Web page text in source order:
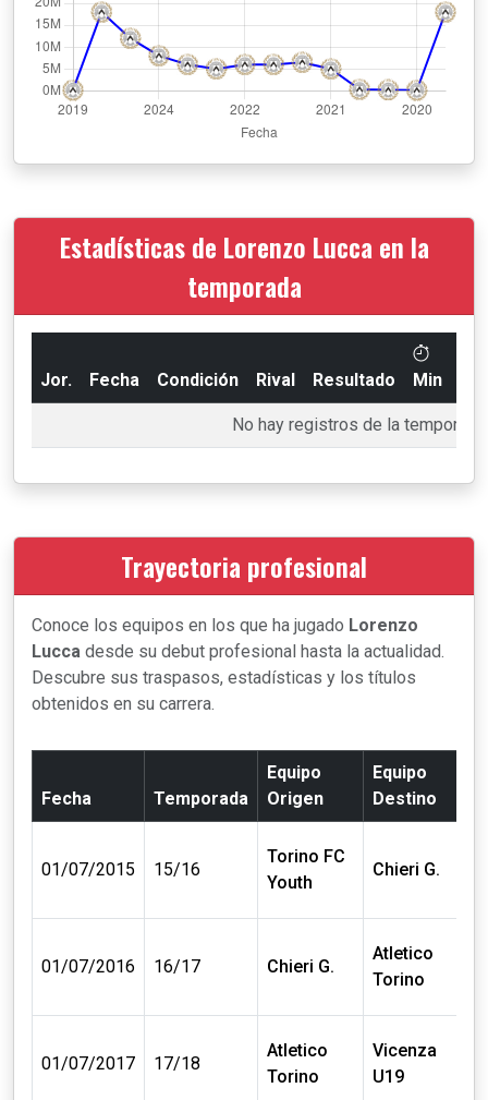
Estadísticas de Lorenzo Lucca en la
temporada
Jor. Fecha Condición Rival Resultado Min
No hay registros de la
Trayectoria profesional
Conoce los equipos en los que ha jugado Lorenzo
Lucca desde su debut profesional hasta la actualidad.
Descubre sus traspasos, estadísticas y los títulos
obtenidos en su carrera.
Fecha Temporada
Equipo
Origen
Equipo
Destino
01/07/2015 15/16
Torino FC
Youth
Chieri G.
01/07/2016 16/17 Chieri G.
Atletico
Torino
01/07/2017 17/18
Atletico
Torino
Vicenza
U19